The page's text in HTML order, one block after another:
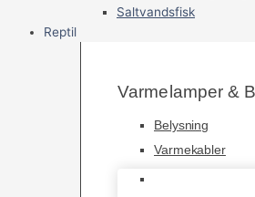
Saltvandsfisk
Reptil
Varmelamper &
Belysning
Varmekabler